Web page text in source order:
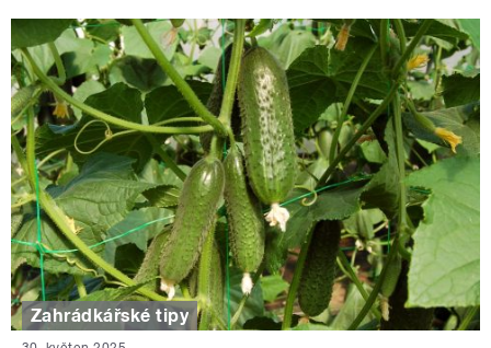
Zahrádkářské tipy